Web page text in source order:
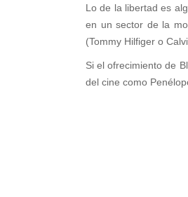
Lo de la libertad es
en un sector de la
(Tommy Hilfiger o
Si el ofrecimiento de
del cine como